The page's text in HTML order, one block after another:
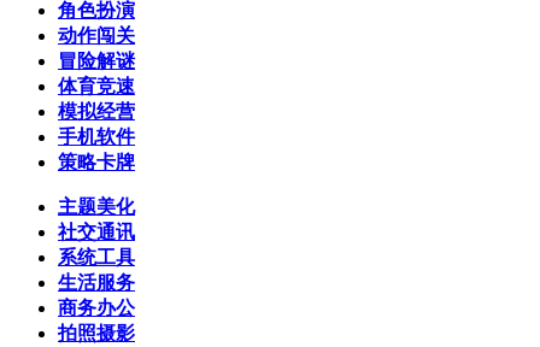
角色扮演
动作闯关
冒险解谜
体育竞速
模拟经营
手机软件
策略卡牌
主题美化
社交通讯
系统工具
生活服务
商务办公
拍照摄影